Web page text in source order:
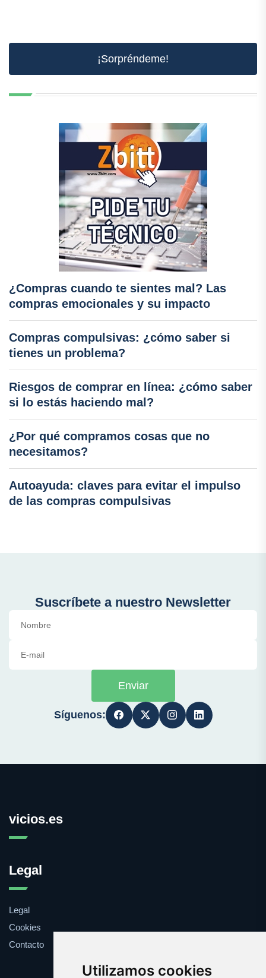
Utilizamos cookies
¡Sorpréndeme!
¿Compras cuando te sientes mal? Las
compras emocionales y su impacto
Compras compulsivas: ¿cómo saber si
tienes un problema?
Riesgos de comprar en línea: ¿cómo saber
si lo estás haciendo mal?
¿Por qué compramos cosas que no
necesitamos?
Autoayuda: claves para evitar el impulso
de las compras compulsivas
Suscríbete a nuestro Newsletter
Enviar
Síguenos:
vicios.es
Legal
Legal
Cookies
Contacto